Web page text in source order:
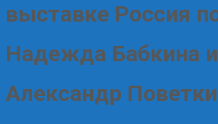
выставке Россия
Надежда Бабкина и
Александр